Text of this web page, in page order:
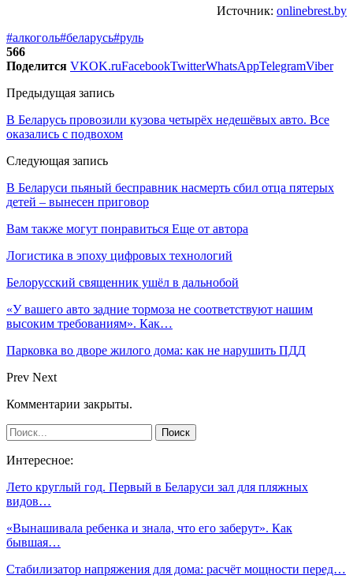
Источник: onlinebrest.by
#алкоголь#беларусь#руль
566
Поделится VKOK.ruFacebookTwitterWhatsAppTelegramViber
Предыдущая запись
В Беларусь провозили кузова четырёх недешёвых авто. Все
оказались с подвохом
Следующая запись
В Беларуси пьяный бесправник насмерть сбил отца пятерых
детей – вынесен приговор
Вам также могут понравиться Еще от автора
Логистика в эпоху цифровых технологий
Белорусский священник ушёл в дальнобой
«У вашего авто задние тормоза не соответствуют нашим
высоким требованиям». Как…
Парковка во дворе жилого дома: как не нарушить ПДД
Prev Next
Комментарии закрыты.
Интересное:
Лето круглый год. Первый в Беларуси зал для пляжных
видов…
«Вынашивала ребенка и знала, что его заберут». Как
бывшая…
Стабилизатор напряжения для дома: расчёт мощности перед…